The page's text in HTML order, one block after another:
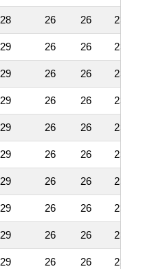
28 26 26 23
29 26 26 23
29 26 26 23
29 26 26 23
29 26 26 23
29 26 26 23
29 26 26 23
29 26 26 23
29 26 26 23
29 26 26 23